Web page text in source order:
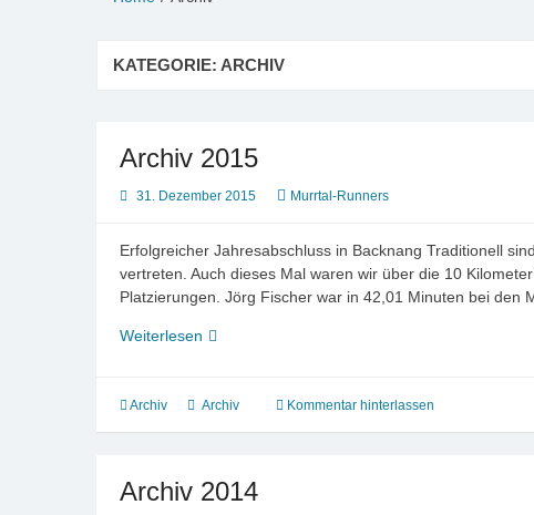
KATEGORIE: ARCHIV
Archiv 2015
31. Dezember 2015 Murrtal-Runners
Erfolgreicher Jahresabschluss in Backnang Traditionell
vertreten. Auch dieses Mal waren wir über die 10
Platzierungen. Jörg Fischer war in 42,01 Minuten bei den
Weiterlesen Archiv
Archiv Archiv Kommentar hinterlassen
Archiv 2014